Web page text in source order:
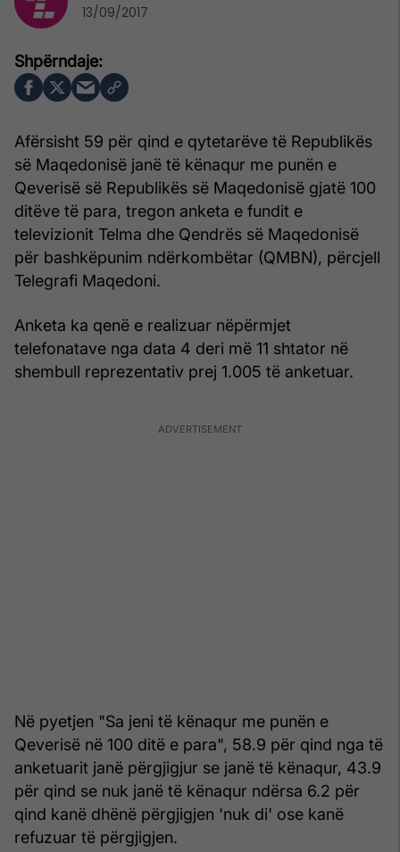
Afërsisht 59 për qind e qytetarëve të Republikës
së Maqedonisë janë të kënaqur me punën e
Qeverisë së Republikës së Maqedonisë gjatë 100
ditëve të para, tregon anketa e fundit e
televizionit Telma dhe Qendrës së Maqedonisë
për bashkëpunim ndërkombëtar (QMBN), përcjell
Telegrafi Maqedoni.
Anketa ka qenë e realizuar nëpërmjet
telefonatave nga data 4 deri më 11 shtator në
shembull reprezentativ prej 1.005 të anketuar.
Në pyetjen "Sa jeni të kënaqur me punën e
Qeverisë në 100 ditë e para", 58.9 për qind nga të
anketuarit janë përgjigjur se janë të kënaqur, 43.9
për qind se nuk janë të kënaqur ndërsa 6.2 për
qind kanë dhënë përgjigjen 'nuk di' ose kanë
refuzuar të përgjigjen.
13/09/2017